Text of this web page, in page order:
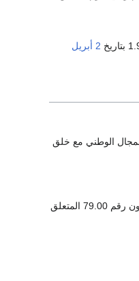
2 أبريل
الوطني مع خلق
ومن جهة أخرى فإن الفصل 100 من الدستور المغربي 1996 جعل من «العمالات والأقاليم» جماعة ترابية ، وتم تنظيم هذه الجماعة بمقتضى القانون رقم 79.00 المتعلق